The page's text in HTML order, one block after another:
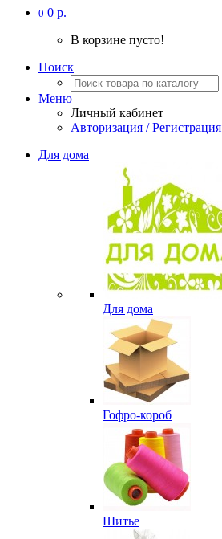
0 0 р.
В корзине пусто!
Поиск
Меню
Личный кабинет
Авторизация / Регистрация
Для дома
Для дома
Гофро-короб
Шитье